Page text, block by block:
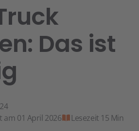
Das ist
01 April 2026
Lesezeit 15 Min